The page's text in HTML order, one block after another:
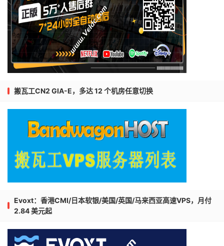
搬瓦工CN2 GIA-E，多达 12 个机房任意切换
Evoxt：香港CMI/日本软银/美国/英国/马来西亚高速VPS，月付
2.84 美元起